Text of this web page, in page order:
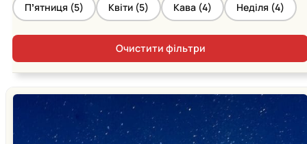
Пʼятниця (5) Квіти (5) Кава (4) Неділя (4)
Очистити фільтри